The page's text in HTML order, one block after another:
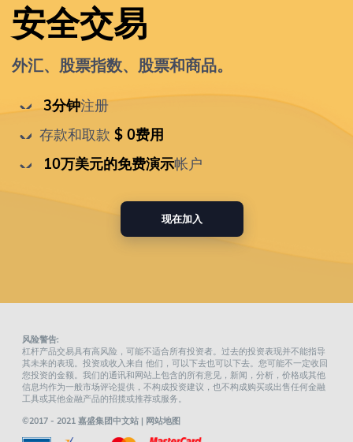
安全交易
外汇、股票指数、股票和商品。
3分钟注册
存款和取款 $ 0费用
10万美元的免费演示帐户
现在加入
风险警告:
杠杆产品交易具有高风险，可能不适合所有投资者。过去的投资表现并不能指导
其未来的表现。投资或收入来自 他们，可以下去也可以下去。您可能不一定收回
您投资的金额。我们的通讯和网站上包含的所有意见，新闻，分析，价格或其他
信息均作为一般市场评论提供，不构成投资建议，也不构成购买或出售任何金融
工具或其他金融产品的招揽或推荐或服务。
©2017 - 2021 嘉盛集团中文站 | 网站地图